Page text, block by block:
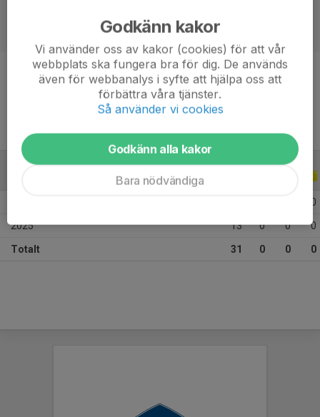
12 år
ALLA ÅR
0
2025 13 0 0 0
Totalt 31 0 0 0
Godkänn kakor
Vi använder oss av kakor (cookies) för att vår
webbplats ska fungera bra för dig. De används
även för webbanalys i syfte att hjälpa oss att
förbättra våra tjänster.
Så använder vi cookies
Godkänn alla kakor
Bara nödvändiga